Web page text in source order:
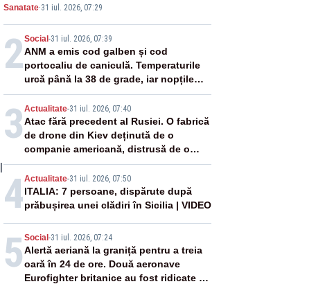
proiectul Legii salarizării
Sanatate·31 iul. 2026, 07:29
2Social -31 iul. 2026, 07:39
ANM a emis cod galben și cod
portocaliu de caniculă. Temperaturile
urcă până la 38 de grade, iar nopțile
devin tropicale
3 Actualitate-31 iul. 2026, 07:40
Atac fără precedent al Rusiei. O fabrică
de drone din Kiev deținută de o
companie americană, distrusă de o
rachetă rusească
4Actualitate-31 iul. 2026, 07:50
ITALIA: 7 persoane, dispărute după
prăbușirea unei clădiri în Sicilia | VIDEO
5 Social -31 iul. 2026, 07:24
Alertă aeriană la graniță pentru a treia
oară în 24 de ore. Două aeronave
Eurofighter britanice au fost ridicate de